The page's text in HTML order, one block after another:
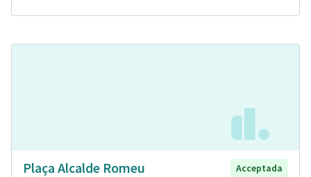
Plaça Alcalde Romeu
Acceptada